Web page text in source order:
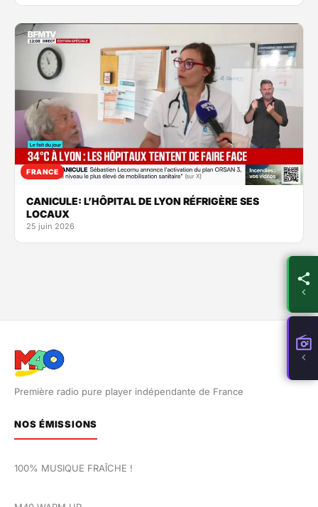
FRANCE
CANICULE: L’HÔPITAL DE LYON RÉFRIGÈRE SES
LOCAUX
25 juin 2026
Première radio pure player indépendante de France
NOS ÉMISSIONS
100% MUSIQUE FRAÎCHE !